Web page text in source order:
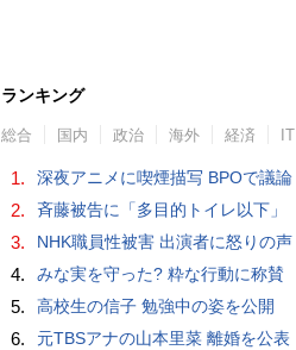
ランキング
総合 国内 政治 海外 経済 IT
1. 深夜アニメに喫煙描写 BPOで議論
2. 斉藤被告に「多目的トイレ以下」
3. NHK職員性被害 出演者に怒りの声
4. みな実を守った? 粋な行動に称賛
5. 高校生の信子 勉強中の姿を公開
6. 元TBSアナの山本里菜 離婚を公表